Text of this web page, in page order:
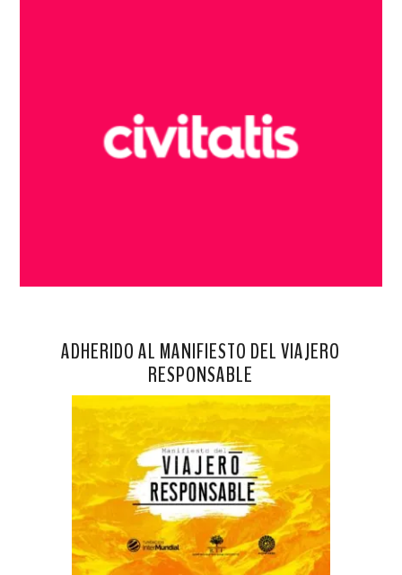
ADHERIDO AL MANIFIESTO DEL VIAJERO
RESPONSABLE